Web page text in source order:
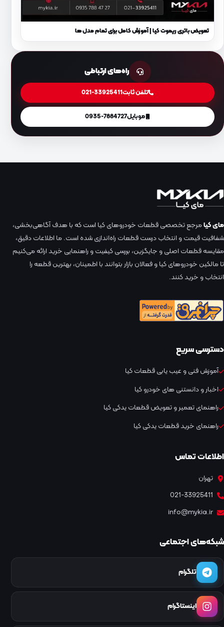
تعویض باتری ریموت کیا | آموزش کامل برای تمام مدل‌ ها
راه‌های ارتباطی
تلفن ثابت021-33925411
موبایل0935-7884727
مای کیامرجع تخصصی قطعات خودروهای کیا است که با هدف آگاهی‌بخشی،
شفافیت قیمت و انتخاب درست قطعات راه‌اندازی شده است. ما اطلاعات دقیق،
مقایسه قطعات اصلی و جایگزین، بررسی کیفیت و راهنمایی خرید ارائه می‌کنیم
تا مالکین خودروهای کیا و فعالان بازار بتوانند با اطمینان، بهترین قطعه را
انتخاب و خرید کنند.
دسترسی سریع
آموزش فنی و عیب یابی قطعات کیا
اخبار و دانستنی های خودرو کیا
راهنمای تعمیر و تعویض قطعات یدکی کیا
راهنمای خرید قطعات یدکی کیا
اطلاعات تماس
تهران
021-33925411
info@mykia.ir
شبکه‌های اجتماعی
تلگرام
اینستاگرام